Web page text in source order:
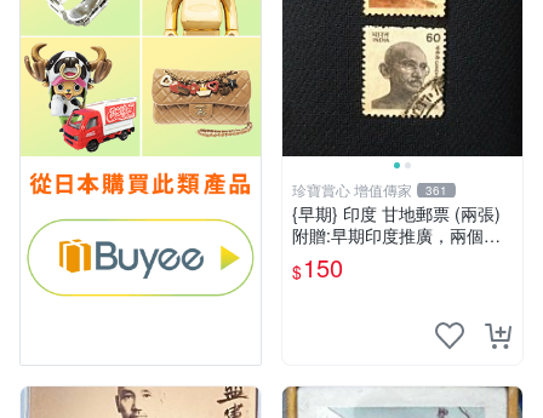
珍寶賞心 增值傳家 361
{早期} 印度 甘地郵票 (兩張)
附贈:早期印度推廣，兩個孩
子恰恰好?
$150